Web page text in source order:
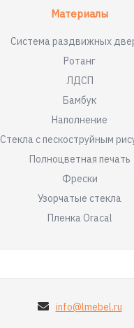
Материалы
Система раздвижных
Ротанг
ЛДСП
Бамбук
Наполнение
Стекла с пескоструйным
Полноцветная печать
Фрески
Узорчатые стекла
Пленка Oracal
info@lmebel.ru